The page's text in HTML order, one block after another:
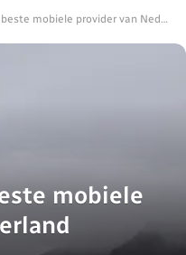
mobiele provider van Nederland
mobiele